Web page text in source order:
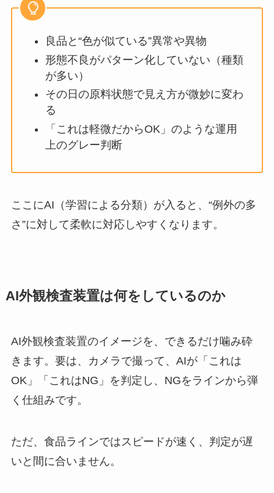
良品と“色が似ている”異常や異物
形態不良がパターン化していない（種類
が多い）
その日の原料状態で見え方が微妙に変わ
る
「これは軽微だからOK」のような運用
上のグレー判断
ここにAI（学習による分類）が入ると、“例外の多
さ”に対して柔軟に対応しやすくなります。
AI外観検査装置は何をしているのか
AI外観検査装置のイメージを、できるだけ噛み砕
きます。要は、カメラで撮って、AIが「これは
OK」「これはNG」を判定し、NGをラインから弾
く仕組みです。
ただ、食品ラインではスピードが速く、判定が遅
いと間に合いません。